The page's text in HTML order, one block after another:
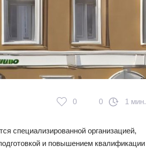
0 0 1 мин.
специализированной организацией,
и повышением квалификации